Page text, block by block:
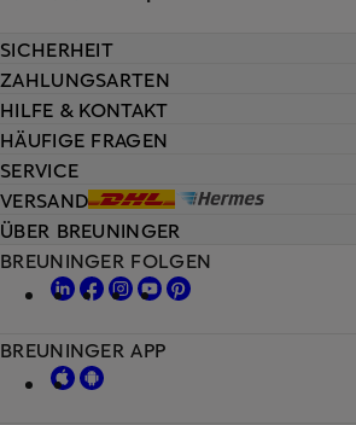
HILFE & KONTAKT
HÄUFIGE FRAGEN
SERVICE
VERSAND
SICHERHEIT
ZAHLUNGSARTEN
ÜBER BREUNINGER
BREUNINGER FOLGEN
BREUNINGER APP